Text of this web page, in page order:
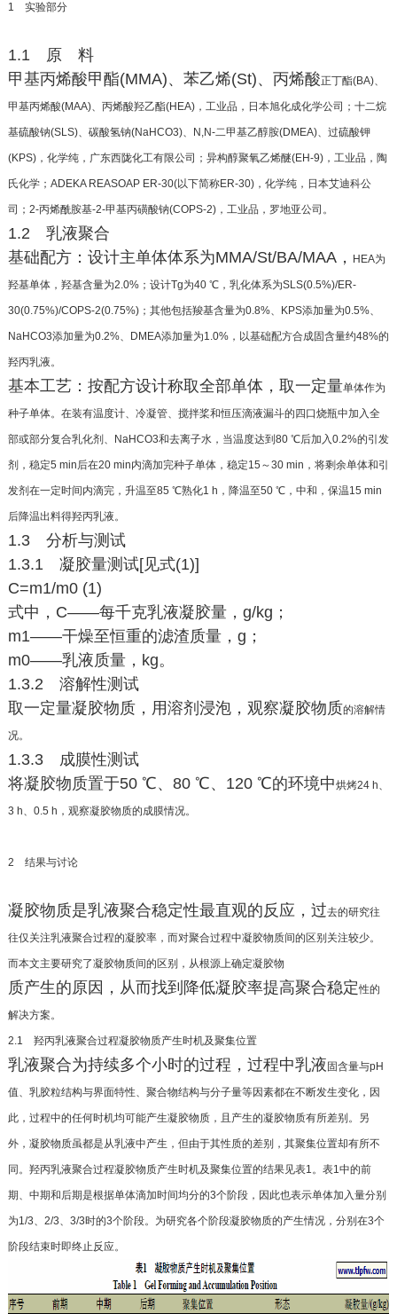
1 实验部分
1.1 原 料
甲基丙烯酸甲酯(MMA)、苯乙烯(St)、丙烯酸正丁酯(BA)、
甲基丙烯酸(MAA)、丙烯酸羟乙酯(HEA)，工业品，日本旭化成化学公司；十二烷
基硫酸钠(SLS)、碳酸氢钠(NaHCO3)、N,N-二甲基乙醇胺(DMEA)、过硫酸钾
(KPS)，化学纯，广东西陇化工有限公司；异构醇聚氧乙烯醚(EH-9)，工业品，陶
氏化学；ADEKA REASOAP ER-30(以下简称ER-30)，化学纯，日本艾迪科公
司；2-丙烯酰胺基-2-甲基丙磺酸钠(COPS-2)，工业品，罗地亚公司。
1.2 乳液聚合
基础配方：设计主单体体系为MMA/St/BA/MAA，
HEA为
羟基单体，羟基含量为2.0%；设计Tg为40 ℃，乳化体系为SLS(0.5%)/ER-
30(0.75%)/COPS-2(0.75%)；其他包括羧基含量为0.8%、KPS添加量为0.5%、
NaHCO3添加量为0.2%、DMEA添加量为1.0%，以基础配方合成固含量约48%的
羟丙乳液。
基本工艺：按配方设计称取全部单体，取一定量单体作为
种子单体。在装有温度计、冷凝管、搅拌桨和恒压滴液漏斗的四口烧瓶中加入全
部或部分复合乳化剂、NaHCO3和去离子水，当温度达到80 ℃后加 入0.2%的引发
剂，稳定5 min后在20 min内滴加完种子单体，稳定15～30 min，将剩余单体和引
发剂在一定时间内滴完，升温至85 ℃熟化1 h，降温至50 ℃，中和，保温15 min
后降温出料得羟丙乳液。
1.3 分析与测试
1.3.1 凝胶量测试[见式(1)]
C=m1/m0 (1)
式中，C——每千克乳液凝胶量，g/kg；
m1——干燥至恒重的滤渣质量，g；
m0——乳液质量，kg。
1.3.2 溶解性测试
取一定量凝胶物质，用溶剂浸泡，观察凝胶物质的溶解情
况。
1.3.3 成膜性测试
将凝胶物质置于50 ℃、80 ℃、120 ℃的环境中烘烤24 h、
3 h、0.5 h，观察凝胶物质的成膜情况。
2 结果与讨论
凝胶物质是乳液聚合稳定性最直观的反应，过去的研究往
往仅关注乳液聚合过程的凝胶率，而对聚合过程中凝胶物质间的区别关注较少。
而本文主要研究了凝胶物质间的区别，从根源上确定凝胶物
质产生的原因，从而找到降低凝胶率提高聚合稳定性的
解决方案。
2.1 羟丙乳液聚合过程凝胶物质产生时机及聚集位置
乳液聚合为持续多个小时的过程，过程中乳液 固含量与pH
值、乳胶粒结构与界面特性、聚合物结构与分子量等因素都在不断发生变化，因
此，过程中的任何时机均可能产生凝胶物质，且产生的凝胶物质有所差别。另
外，凝胶物质虽都是从乳液中产生，但由于其性质的差别，其聚集位置却有所不
同。羟丙乳液聚合过程凝胶物质产生时机及聚集位置的结果见表1。表1中的前
期、中期和后期是根据单体滴加时间均分的3个阶段，因此也表示单体加入量分别
为1/3、 2/3、3/3时的3个阶段。为研究各个阶段凝胶物质的产生情况，分别在3个
阶段结束时即终止反应。